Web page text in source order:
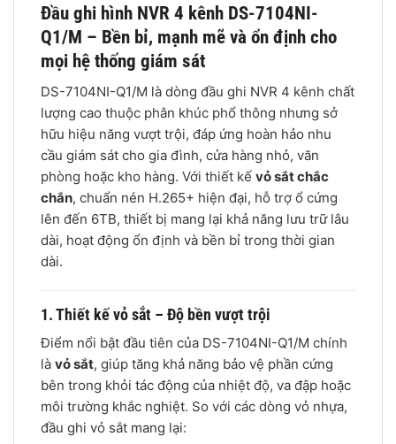
Đầu ghi hình NVR 4 kênh DS-7104NI-
Q1/M – Bền bỉ, mạnh mẽ và ổn định cho
mọi hệ thống giám sát
DS-7104NI-Q1/M là dòng đầu ghi NVR 4 kênh chất
lượng cao thuộc phân khúc phổ thông nhưng sở
hữu hiệu năng vượt trội, đáp ứng hoàn hảo nhu
cầu giám sát cho gia đình, cửa hàng nhỏ, văn
phòng hoặc kho hàng. Với thiết kế vỏ sắt chắc
chắn, chuẩn nén H.265+ hiện đại, hỗ trợ ổ cứng
lên đến 6TB, thiết bị mang lại khả năng lưu trữ lâu
dài, hoạt động ổn định và bền bỉ trong thời gian
dài.
1. Thiết kế vỏ sắt – Độ bền vượt trội
Điểm nổi bật đầu tiên của DS-7104NI-Q1/M chính
là vỏ sắt, giúp tăng khả năng bảo vệ phần cứng
bên trong khỏi tác động của nhiệt độ, va đập hoặc
môi trường khắc nghiệt. So với các dòng vỏ nhựa,
đầu ghi vỏ sắt mang lại: